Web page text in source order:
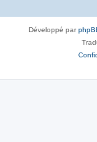
Développé par